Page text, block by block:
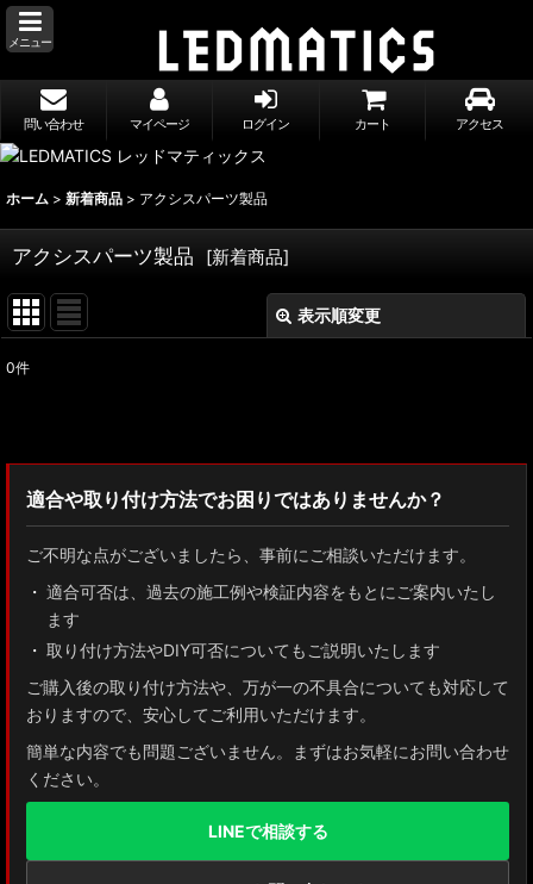
メニュー
問い合わせ マイページ ログイン カート アクセス
ホーム > 新着商品 > アクシスパーツ製品
アクシスパーツ製品 [新着商品]
表示順変更
絞り込む
0件
適合や取り付け方法でお困りではありませんか？
ご不明な点がございましたら、事前にご相談いただけます。
適合可否は、過去の施工例や検証内容をもとにご案内いたし
ます
取り付け方法やDIY可否についてもご説明いたします
ご購入後の取り付け方法や、万が一の不具合についても対応して
おりますので、安心してご利用いただけます。
簡単な内容でも問題ございません。まずはお気軽にお問い合わせ
ください。
LINEで相談する